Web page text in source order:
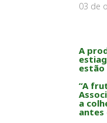
03 de
A
estão
“A
a
antes